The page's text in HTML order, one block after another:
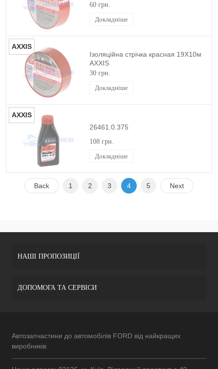
60 грн.
Докладніше
AXXIS
Ізоляційна стрічка красная 19X10м
AXXIS
30 грн.
Докладніше
AXXIS
26461.0.375
108 грн.
Докладніше
Back 1 2 3 4 5 Next
НАШІ ПРОПОЗИЦІЇ
ДОПОМОГА ТА СЕРВІСИ
Автозапчастини до автомобілів FORD від найкращих
виробників